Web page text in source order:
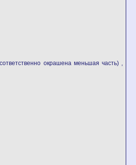
окрашена меньшая часть) ,